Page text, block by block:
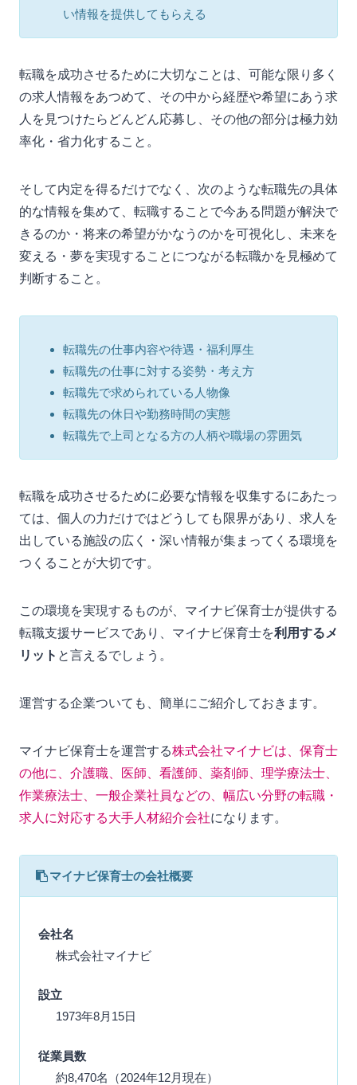
い情報を提供してもらえる
転職を成功させるために大切なことは、可能な限り多く
の求人情報をあつめて、その中から経歴や希望にあう求
人を見つけたらどんどん応募し、その他の部分は極力効
率化・省力化すること。
そして内定を得るだけでなく、次のような転職先の具体
的な情報を集めて、転職することで今ある問題が解決で
きるのか・将来の希望がかなうのかを可視化し、未来を
変える・夢を実現することにつながる転職かを見極めて
判断すること。
転職先の仕事内容や待遇・福利厚生
転職先の仕事に対する姿勢・考え方
転職先で求められている人物像
転職先の休日や勤務時間の実態
転職先で上司となる方の人柄や職場の雰囲気
転職を成功させるために必要な情報を収集するにあたっ
ては、個人の力だけではどうしても限界があり、求人を
出している施設の広く・深い情報が集まってくる環境を
つくることが大切です。
この環境を実現するものが、マイナビ保育士が提供する
転職支援サービスであり、マイナビ保育士を利用するメ
リット と言えるでしょう。
運営する企業ついても、簡単にご紹介しておきます。
マイナビ保育士を運営する株式会社マイナビは、保育士
の他に、介護職、医師、看護師、薬剤師、理学療法士、
作業療法士、一般企業社員などの、幅広い分野の転職・
求人に対応する大手人材紹介会社になります。
マイナビ保育士の会社概要
会社名
株式会社マイナビ
設立
1973年8月15日
従業員数
約8,470名（2024年12月現在）